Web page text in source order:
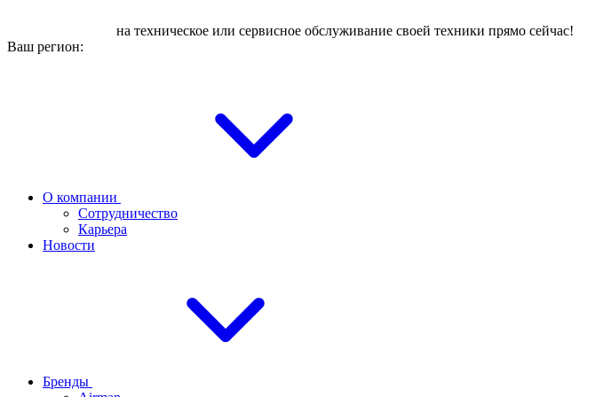
на техническое или сервисное обслуживание своей техники прямо сейчас!
Ваш регион:
О компании
Сотрудничество
Карьера
Новости
Бренды